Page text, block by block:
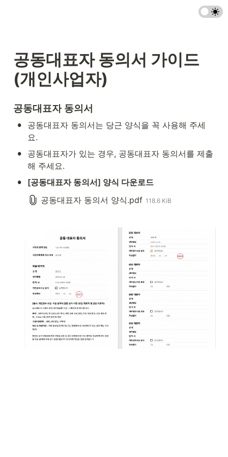
공동대표자 동의서 가이드
(개인사업자)
공동대표자 동의서
•
공동대표자 동의서는 당근 양식을 꼭 사용해 주세
요.
•
공동대표자가 있는 경우, 공동대표자 동의서를 제출
해 주세요.
•
[공동대표자 동의서] 양식 다운로드
공동대표자 동의서 양식.pdf 118.6 KiB